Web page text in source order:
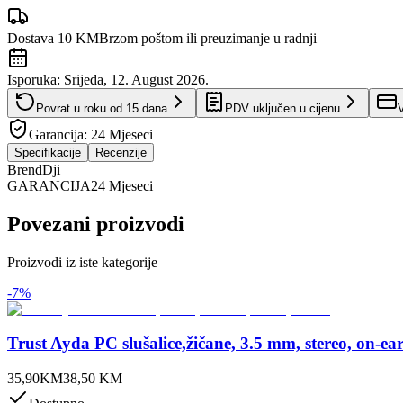
Dostava 10 KMBrzom poštom ili preuzimanje u radnji
Isporuka: Srijeda, 12. August 2026.
Povrat u roku od 15 dana PDV uključen u cijenu
Garancija: 24 Mjeseci
Specifikacije Recenzije
BrendDji
GARANCIJA24 Mjeseci
Povezani proizvodi
Proizvodi iz iste kategorije
-7%
Trust Ayda PC slušalice,žičane, 3.5 mm, stereo, on-ear
35,90KM38,50 KM